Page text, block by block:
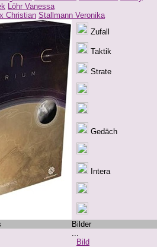
Löhr Vanessa
Christian Stallmann Veronika
Zufall
Taktik
Strate
Gedäch
Intera
Bilder
...
Bild